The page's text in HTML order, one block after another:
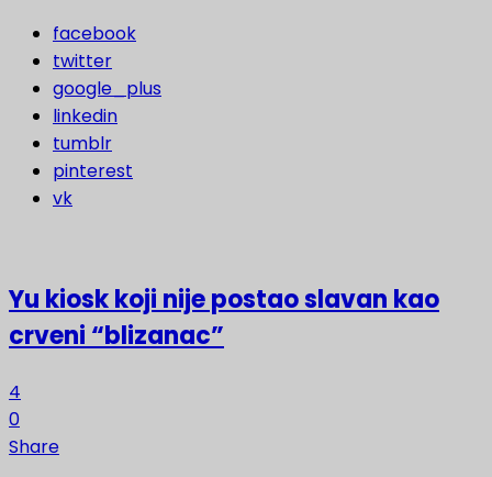
facebook
twitter
google_plus
linkedin
tumblr
pinterest
vk
Yu kiosk koji nije postao slavan kao
crveni “blizanac”
4
0
Share